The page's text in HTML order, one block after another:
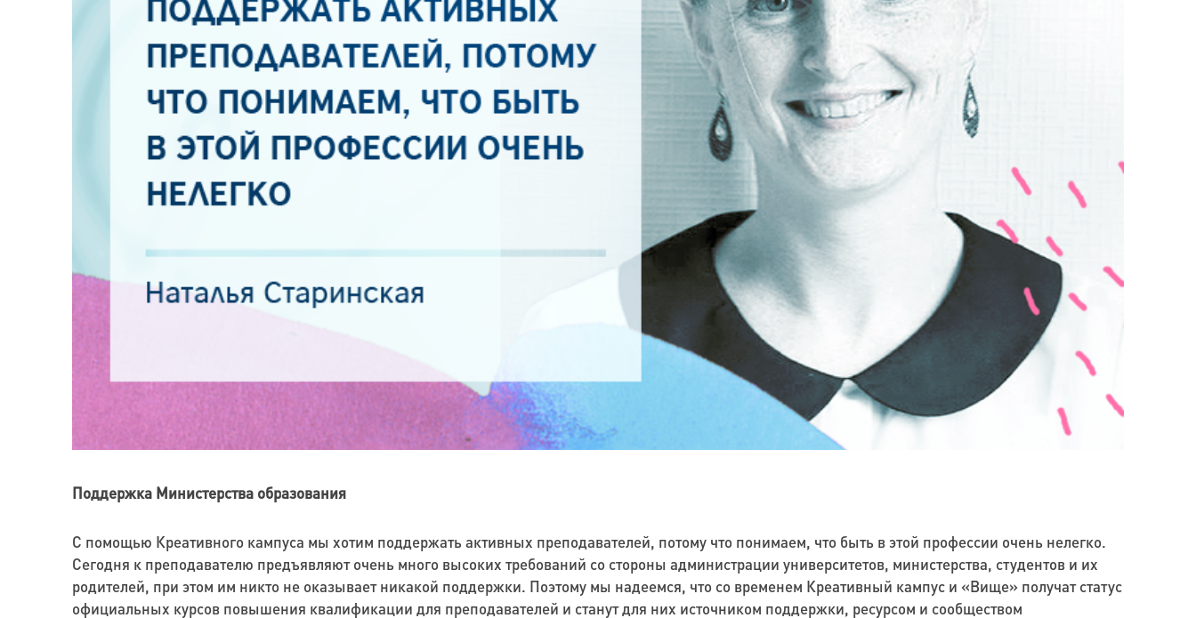
Поддержка Министерства образования
С помощью Креативного кампуса мы хотим поддержать активных преподавателей, потому что понимаем, что быть в этой профессии очень нелегко.
Сегодня к преподавателю предъявляют очень много высоких требований со стороны администрации университетов, министерства, студентов и их
родителей, при этом им никто не оказывает никакой поддержки. Поэтому мы надеемся, что со временем Креативный кампус и «Вище» получат статус
официальных курсов повышения квалификации для преподавателей и станут для них источником поддержки, ресурсом и сообществом